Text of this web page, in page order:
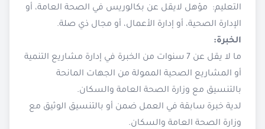
التعليم: مؤهل لايقل عن بكالوريس في الصحة العامة، أو
الإدارة الصحية، أو إدارة الأعمال، أو مجال ذي صلة.
الخبرة:
ما لا يقل عن 7 سنوات من الخبرة في إدارة مشاريع التنمية
أو المشاريع الصحية الممولة من الجهات المانحة
بالتنسيق مع وزارة الصحة العامة والسكان.
لدية خبرة سابقة في العمل ضمن أو بالتنسيق الوثيق مع
وزارة الصحة العامة والسكان.